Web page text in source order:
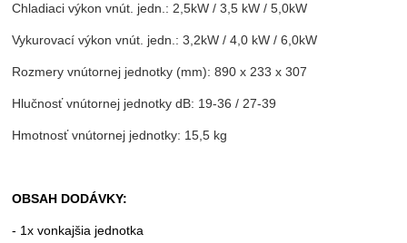
Chladiaci výkon vnút. jedn.: 2,5kW / 3,5 kW / 5,0kW
Vykurovací výkon vnút. jedn.: 3,2kW / 4,0 kW / 6,0kW
Rozmery vnútornej jednotky (mm): 890 x 233 x 307
Hlučnosť vnútornej jednotky dB: 19-36 / 27-39
Hmotnosť vnútornej jednotky: 15,5 kg
OBSAH DODÁVKY:
- 1x vonkajšia jednotka